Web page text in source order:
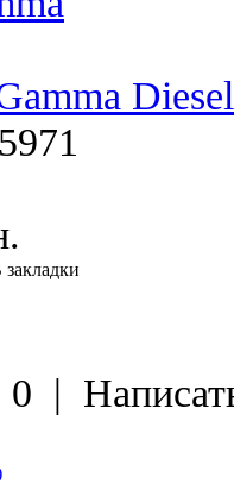
Diesel
закладки
0 |